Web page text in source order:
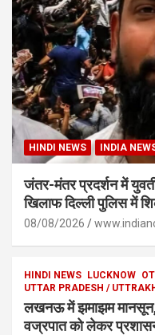
HINDI NEWS INDIA
जंतर-मंतर प्रदर्शन में
खिलाफ दिल्ली पुलिस में
08/08/2026
HINDI NEWS LUCKNOW
UTTAR PRADESH /
लखनऊ में झमाझम
वज्रपात को लेकर